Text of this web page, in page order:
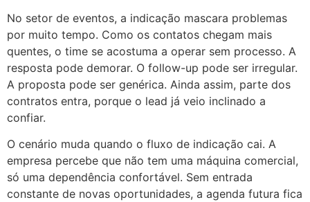
No setor de eventos, a indicação mascara problemas
por muito tempo. Como os contatos chegam mais
quentes, o time se acostuma a operar sem processo. A
resposta pode demorar. O follow-up pode ser irregular.
A proposta pode ser genérica. Ainda assim, parte dos
contratos entra, porque o lead já veio inclinado a
confiar.
O cenário muda quando o fluxo de indicação cai. A
empresa percebe que não tem uma máquina comercial,
só uma dependência confortável. Sem entrada
constante de novas oportunidades, a agenda futura fica